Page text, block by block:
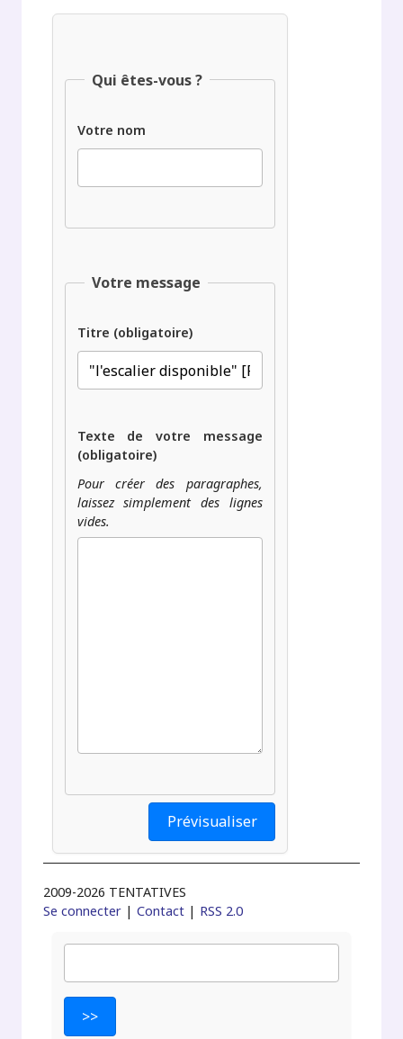
Qui êtes-vous ?
Votre nom
Votre message
Titre (obligatoire)
Texte de votre message
(obligatoire)
Pour créer des paragraphes,
laissez simplement des lignes
vides.
2009-2026 TENTATIVES
Se connecter |Contact | RSS 2.0